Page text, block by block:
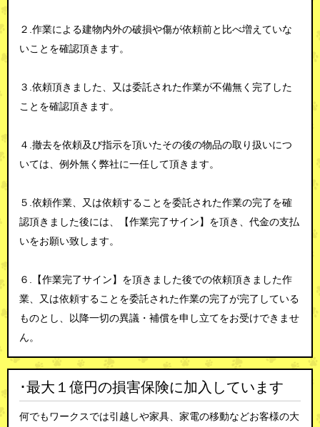
２.作業による建物内外の破損や傷が依頼前と比べ増えていな
いことを確認頂きます。
３.依頼頂きました、又は委託された作業が不備無く完了した
ことを確認頂きます。
４.撤去を依頼及び指示を頂いたその後の物品の取り扱いにつ
いては、例外無く弊社に一任して頂きます。
５.依頼作業、又は依頼することを委託された作業の完了を確
認頂きました後には、【作業完了サイン】を頂き、代金の支払
いをお願い致します。
６.【作業完了サイン】を頂きました後での依頼頂きました作
業、又は依頼することを委託された作業の完了が完了している
ものとし、以降一切の異議・補償を申し立てをお受けできませ
ん。
･最大１億円の損害保険に加入しています
何でもワークスでは引越しや家具、家電の移動などお客様の大